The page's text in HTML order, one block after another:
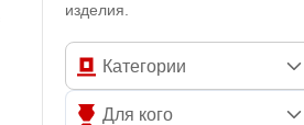
изделия.
Категории
Для кого